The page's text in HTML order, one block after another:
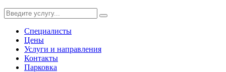
Специалисты
Цены
Услуги и направления
Контакты
Парковка